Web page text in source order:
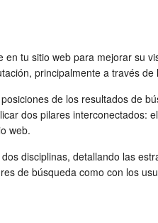
tu sitio web para mejorar su
principalmente a través de
de los resultados de
dos pilares interconectados: el
web.
disciplinas, detallando las
de búsqueda como con los